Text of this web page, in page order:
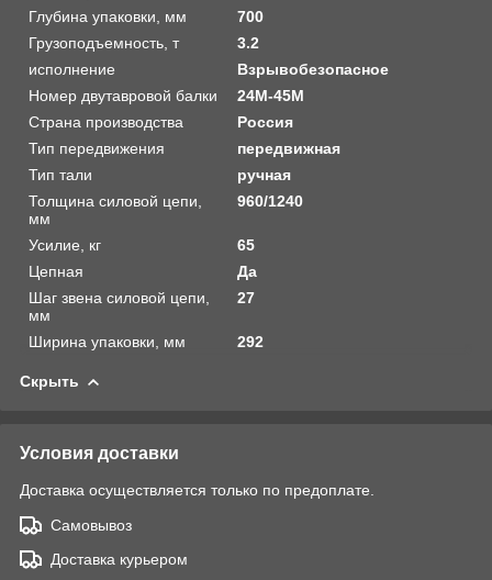
Глубина упаковки, мм
700
Грузоподъемность, т
3.2
исполнение
Взрывобезопасное
Номер двутавровой балки
24М-45М
Страна производства
Россия
Тип передвижения
передвижная
Тип тали
ручная
Толщина силовой цепи,
мм
960/1240
Усилие, кг
65
Цепная
Да
Шаг звена силовой цепи,
мм
27
Ширина упаковки, мм 292
Скрыть
Условия доставки
Доставка осуществляется только по предоплате.
Самовывоз
Доставка курьером